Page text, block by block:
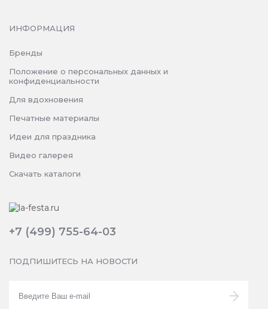
+7 (499) 755-64-03
ПОДПИШИТЕСЬ НА НОВОСТИ
ИНФОРМАЦИЯ
Бренды
Положение о персональных данных и
конфиденциальности
Для вдохновения
Печатные материалы
Идеи для праздника
Видео галерея
Скачать каталоги